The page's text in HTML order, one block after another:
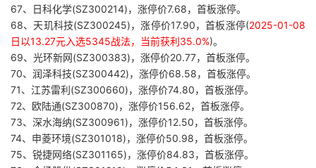
67、日科化学(SZ300214)，涨停价7.68，首板涨停。
68、天玑科技(SZ300245)，涨停价17.90，首板涨停(2025-01-08
日以13.27元入选5345战法，当前获利35.0%)。
69、光环新网(SZ300383)，涨停价20.77，首板涨停。
70、润泽科技(SZ300442)，涨停价68.58，首板涨停。
71、江苏雷利(SZ300660)，涨停价74.80，首板涨停。
72、欧陆通(SZ300870)，涨停价156.62，首板涨停。
73、深水海纳(SZ300961)，涨停价12.50，首板涨停。
74、申菱环境(SZ301018)，涨停价50.98，首板涨停。
75、锐捷网络(SZ301165)，涨停价84.83，首板涨停。